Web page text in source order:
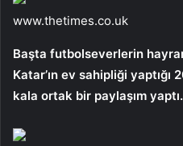
www.thetimes.co.uk
Başta futbolseverlerin
Katar’ın ev sahipliği yaptığı
kala ortak bir paylaşım yaptı.